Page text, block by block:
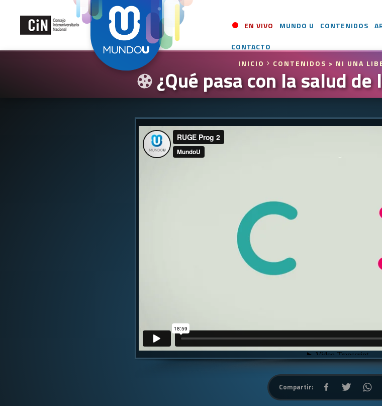
EN VIVO MUNDO U CONTENIDOS
CONTACTO
INICIO
CONTENIDOS > NI UNA
¿Qué pasa con la salud
Compartir: